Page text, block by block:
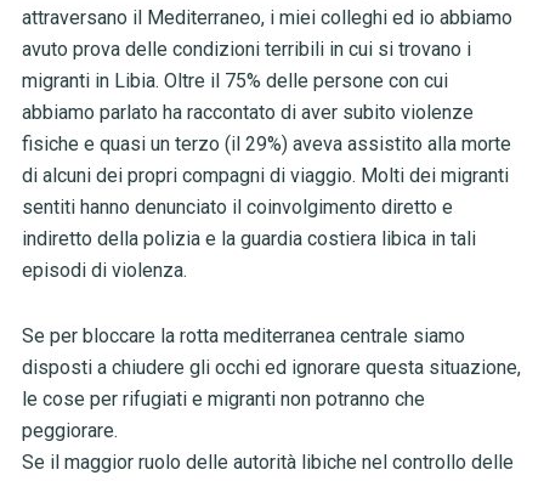
attraversano il Mediterraneo, i miei colleghi ed io abbiamo
avuto prova delle condizioni terribili in cui si trovano i
migranti in Libia. Oltre il 75% delle persone con cui
abbiamo parlato ha raccontato di aver subito violenze
fisiche e quasi un terzo (il 29%) aveva assistito alla morte
di alcuni dei propri compagni di viaggio. Molti dei migranti
sentiti hanno denunciato il coinvolgimento diretto e
indiretto della polizia e la guardia costiera libica in tali
episodi di violenza.
Se per bloccare la rotta mediterranea centrale siamo
disposti a chiudere gli occhi ed ignorare questa situazione,
le cose per rifugiati e migranti non potranno che
peggiorare.
Se il maggior ruolo delle autorità libiche nel controllo delle